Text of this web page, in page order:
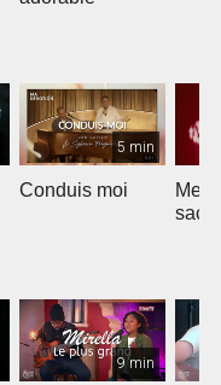
5 min
Conduis moi
9 min